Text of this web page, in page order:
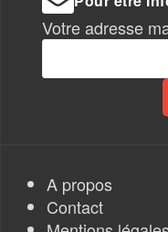
Votre adresse
A propos
Contact